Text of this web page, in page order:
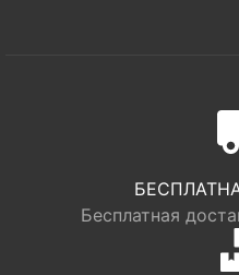
Бесплатная